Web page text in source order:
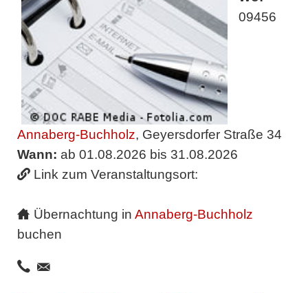
09456
Annaberg-Buchholz, Geyersdorfer Straße 34
Wann: ab 01.08.2026 bis 31.08.2026
Link zum Veranstaltungsort:
Übernachtung in Annaberg-Buchholz
buchen